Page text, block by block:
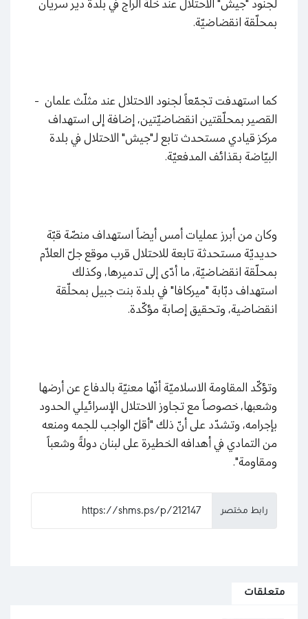
لجنود "جيش" الاحتلال عند خلّة الراج في بلدة دير سريان
بمحلّقة انقضاضيّة.
كما استهدفت تجمّعاً لجنود الاحتلال عند مثلّث علمان -
القصير بمحلّقتين انقضاضيّتين، إضافة إلى استهداف
مركز قيادي مستحدث تابع لـ"جيش" الاحتلال في بلدة
البيّاضة بقذائف المدفعيّة.
وكان من أبرز عمليات أمس أيضاً استهداف منصّة قبّة
حديديّة مستحدثة تابعة للاحتلال قرب موقع جلّ العلاّم
بمحلّقة انقضاضيّة، ما أدّى إلى تدميرها، وكذلك
استهداف دبّابة "ميركافا" في بلدة بنت جبيل بمحلّقة
انقضاضية، وتحقيق إصابة مؤكّدة.
وتؤكّد المقاومة الاسلاميّة أنّها معنيّة بالدفاع عن أرضها
وشعبها، خصوصاً مع تجاوز الاحتلال الإسرائيلي الحدود
بإجرامه، وتشدّد على أنّ ذلك "أقلّ الواجب للجمه ومنعه
من التمادي في أهدافه الخطيرة على لبنان دولةً وشعباً
ومقاومة".
رابط مختصر
متعلقات